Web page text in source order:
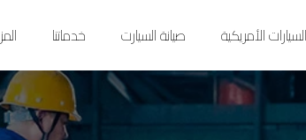
السيارات الأمريكية صيانة السيارت خدماتنا